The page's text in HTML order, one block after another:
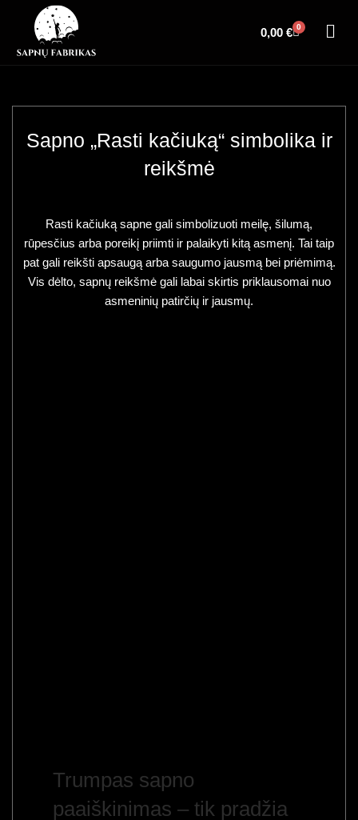
0,00 € 0
Sapno „Rasti kačiuką“ simbolika ir
reikšmė
Rasti kačiuką sapne gali simbolizuoti meilę, šilumą,
rūpesčius arba poreikį priimti ir palaikyti kitą asmenį. Tai taip
pat gali reikšti apsaugą arba saugumo jausmą bei priėmimą.
Vis dėlto, sapnų reikšmė gali labai skirtis priklausomai nuo
asmeninių patirčių ir jausmų.
Trumpas sapno
paaiškinimas – tik pradžia